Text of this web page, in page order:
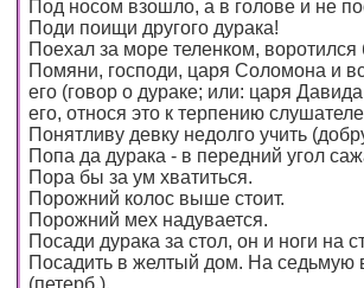
Под носом взошло, а в голове и не
Поди поищи другого дурака!
Поехал за море теленком, воротился
Помяни, господи, царя Соломона и
его (говор о дураке; или: царя
его, относя это к терпению
Понятливу девку недолго учить
Попа да дурака - в передний угол
Пора бы за ум хватиться.
Порожний колос выше стоит.
Порожний мех надувается.
Посади дурака за стол, он и ноги на
Посадить в желтый дом. На седьмую
(петерб.).